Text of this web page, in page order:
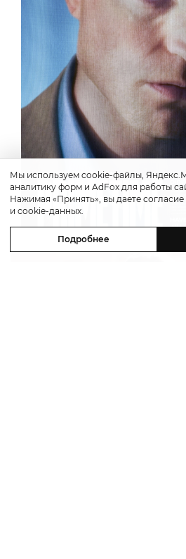
Мы используем cookie-файлы,
аналитику форм и AdFox для работы
Нажимая «Принять», вы даете
и cookie-данных.
Подробнее